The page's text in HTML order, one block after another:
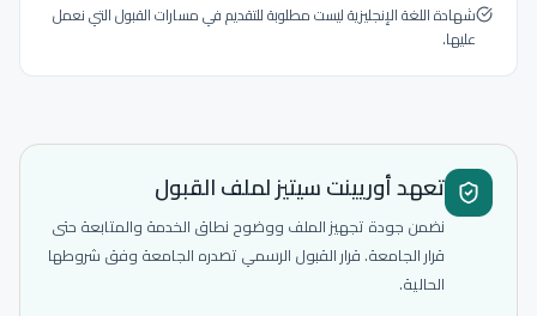
شهادة اللغة الإنجليزية ليست مطلوبة للتقديم في مسارات القبول التي نعمل
عليها.
تعهد أوريينت سيتيز لملف القبول
نضمن جودة تجهيز الملف ووضوح نطاق الخدمة والمتابعة حتى
قرار الجامعة. قرار القبول الرسمي تصدره الجامعة وفق شروطها
الحالية.